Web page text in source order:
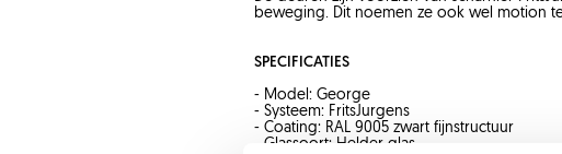
beweging. Dit noemen ze ook wel motion
SPECIFICATIES
- Model: George
- Systeem: FritsJurgens
- Coating: RAL 9005 zwart fijnstructuur
- Glassoort: Helder glas